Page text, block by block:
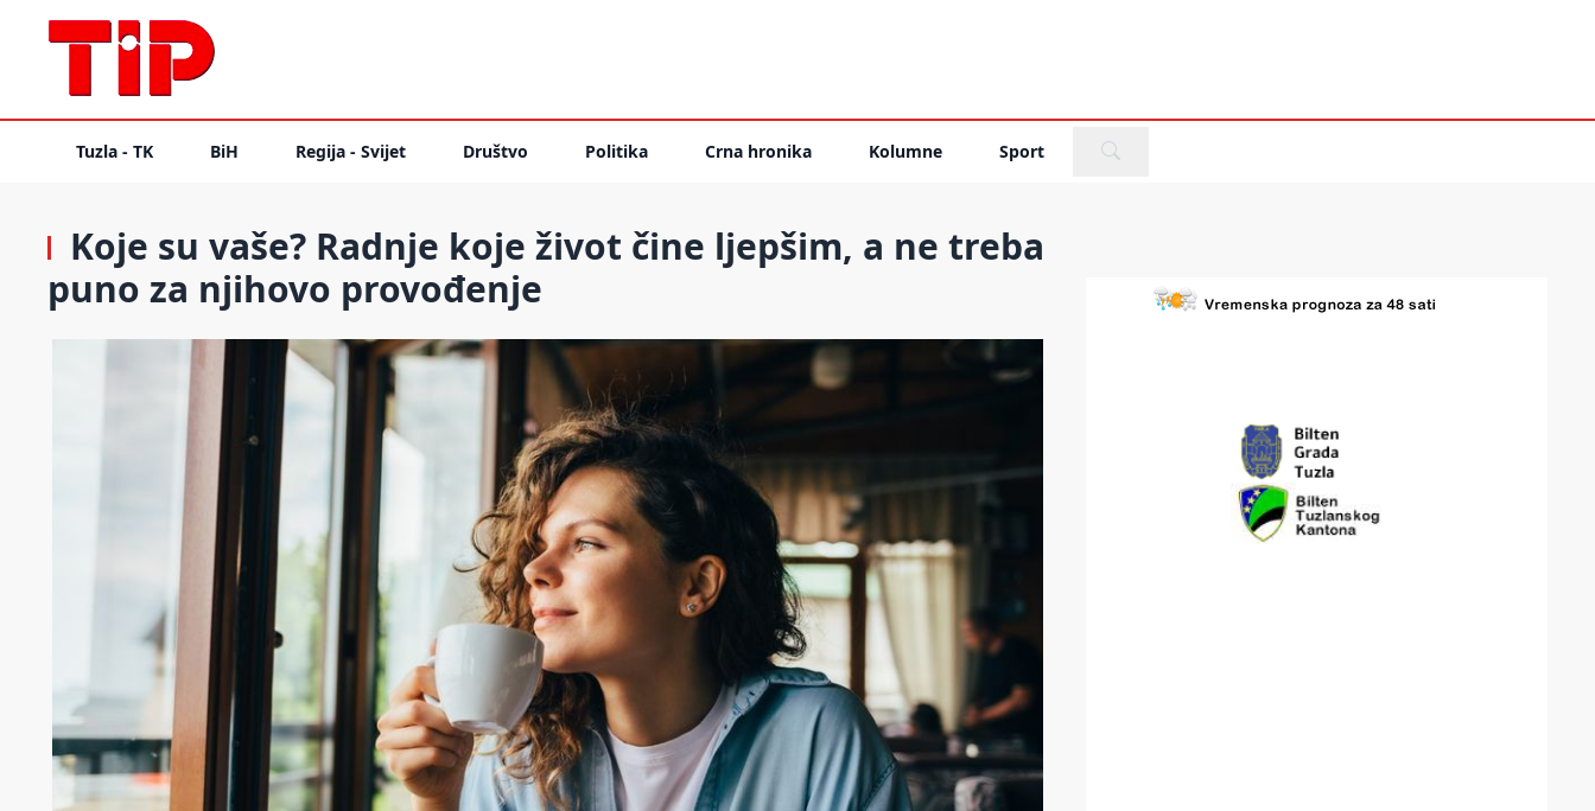
Tuzla - TK BiH Regija - Svijet Društvo Politika Crna hronika Kolumne Sport
Koje su vaše? Radnje koje život čine ljepšim, a ne treba
puno za njihovo provođenje